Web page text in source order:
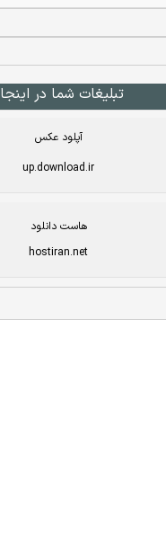
تبلیغات شما در اینجا
آپلود عکس
up.download.ir
هاست دانلود
hostiran.net